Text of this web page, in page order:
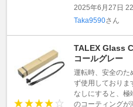
2025年6月27日
Taka9590さん
TALEX Glass
コールグレー
運転時、安全のた
ず使用しておりま
なしにすると、極
のコーティングが